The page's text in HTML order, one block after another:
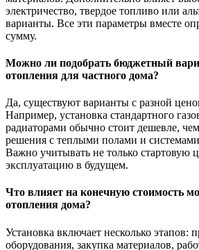
электричество, твердое топливо или
варианты. Все эти параметры вместе
сумму.
Можно ли подобрать бюджетный
отопления для частного дома?
Да, существуют варианты с разной
Например, установка стандартного
радиаторами обычно стоит дешевле,
решения с теплыми полами и
Важно учитывать не только стартовую
эксплуатацию в будущем.
Что влияет на конечную стоимость
отопления дома?
Установка включает несколько этапов:
оборудования, закупка материалов,